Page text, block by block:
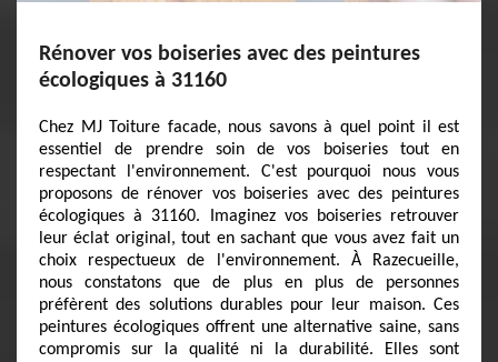
Rénover vos boiseries avec des peintures
écologiques à 31160
Chez MJ Toiture facade, nous savons à quel point il est
essentiel de prendre soin de vos boiseries tout en
respectant l'environnement. C'est pourquoi nous vous
proposons de rénover vos boiseries avec des peintures
écologiques à 31160. Imaginez vos boiseries retrouver
leur éclat original, tout en sachant que vous avez fait un
choix respectueux de l'environnement. À Razecueille,
nous constatons que de plus en plus de personnes
préfèrent des solutions durables pour leur maison. Ces
peintures écologiques offrent une alternative saine, sans
compromis sur la qualité ni la durabilité. Elles sont